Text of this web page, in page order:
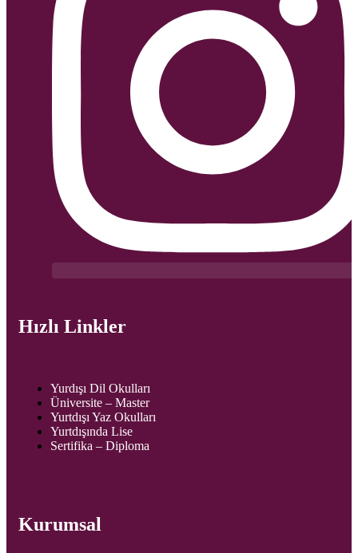
Hızlı Linkler
Yurdışı Dil Okulları
Üniversite – Master
Yurtdışı Yaz Okulları
Yurtdışında Lise
Sertifika – Diploma
Kurumsal